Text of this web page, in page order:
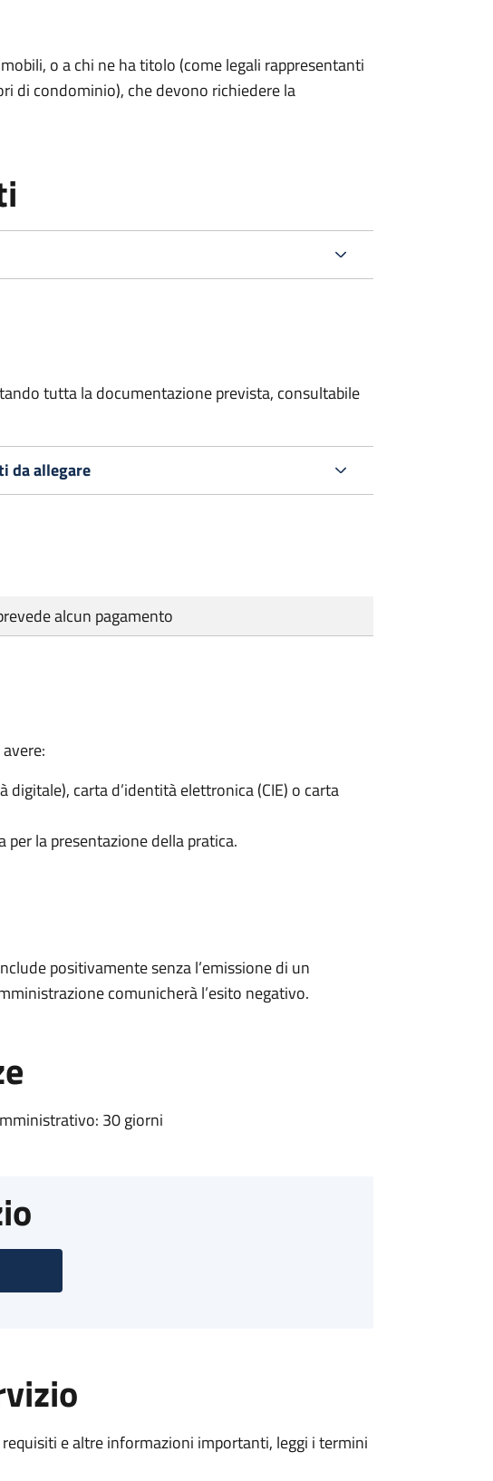
o a chi ne ha titolo (come legali rappresentanti
di condominio), che devono richiedere la
tutta la documentazione prevista, consultabile
da allegare
alcun pagamento
digitale), carta d’identità elettronica (CIE) o carta
la presentazione della pratica.
positivamente senza l’emissione di un
comunicherà l’esito negativo.
30 giorni
e altre informazioni importanti, leggi i termini